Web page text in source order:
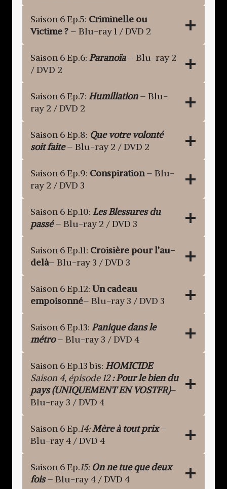
Saison 6 Ep.5: Criminelle ou
Victime ? – Blu-ray 1 / DVD 2
Saison 6 Ep.6: Paranoïa – Blu-ray 2
/ DVD 2
Saison 6 Ep.7: Humiliation– Blu-
ray 2 / DVD 2
Saison 6 Ep.8: Que votre volonté
soit faite– Blu-ray 2 / DVD 2
Saison 6 Ep.9: Conspiration– Blu-
ray 2 / DVD 3
Saison 6 Ep.10: Les Blessures du
passé– Blu-ray 2 / DVD 3
Saison 6 Ep.11: Croisière pour l’au-
delà– Blu-ray 3 / DVD 3
Saison 6 Ep.12: Un cadeau
empoisonné– Blu-ray 3 / DVD 3
Saison 6 Ep.13: Panique dans le
métro– Blu-ray 3 / DVD 4
Saison 6 Ep.13 bis: HOMICIDE
Saison 4, épisode 12: Pour le bien du
pays (UNIQUEMENT EN VOSTFR)–
Blu-ray 3 / DVD 4
Saison 6 Ep.14:Mère à tout prix–
Blu-ray 4 / DVD 4
Saison 6 Ep.15: On ne tue que deux
fois– Blu-ray 4 / DVD 4